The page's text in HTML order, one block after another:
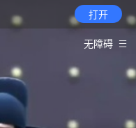
打开
无障碍